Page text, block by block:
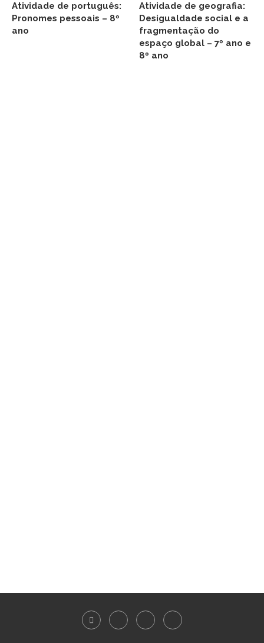
Atividade de português:
Pronomes pessoais – 8º
ano
Atividade de geografia:
Desigualdade social e a
fragmentação do
espaço global – 7º ano e
8º ano